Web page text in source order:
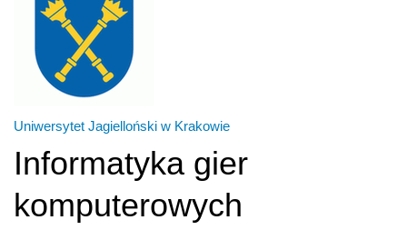
Uniwersytet Jagielloński w Krakowie
Informatyka gier
komputerowych